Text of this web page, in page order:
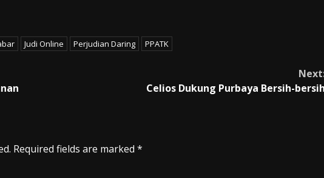
Judi Online Perjudian Daring PPATK
Celios Dukung Purbaya Bersih-
Required fields are marked *